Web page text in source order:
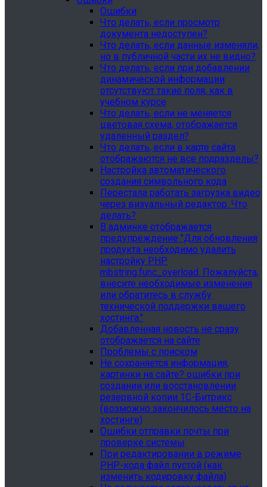
Ошибки
Что делать, если просмотр
документа недоступен?
Что делать, если данные изменяли,
но в публичной части их не видно?
Что делать, если при добавлении
динамической информации
отсутствуют такие поля, как в
учебном курсе
Что делать, если не меняется
цветовая схема, отображается
удаленный раздел?
Что делать, если в карте сайта
отображаются не все подразделы?
Настройка автоматического
создания символьного кода
Перестала работать загрузка видео
через визуальный редактор. Что
делать?
В админке отображается
предупреждение "Для обновления
продукта необходимо удалить
настройку PHP
mbstring.func_overload. Пожалуйста,
внесите необходимые изменения
или обратитесь в службу
технической поддержки вашего
хостинга."
Добавленная новость не сразу
отображается на сайте
Проблемы с поиском
Не сохраняется информация,
картинки на сайте? ошибки при
создании или восстановлении
резервной копии 1С-Битрикс
(возможно закончилось место на
хостинге)
Ошибки отправки почты при
проверке системы
При редактировании в режиме
PHP-кода файл пустой (как
изменить кодировку файла)